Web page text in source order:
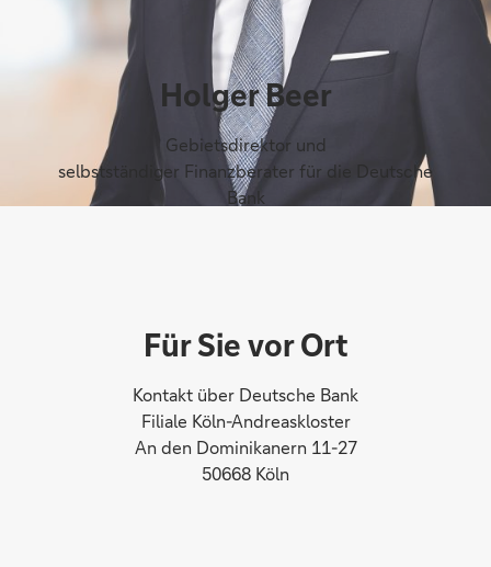
Holger Beer
Gebietsdirektor und
selbstständiger Finanzberater für die Deutsche
Bank
Für Sie vor Ort
Kontakt über Deutsche Bank
Filiale Köln-Andreaskloster
An den Dominikanern 11-27
50668 Köln